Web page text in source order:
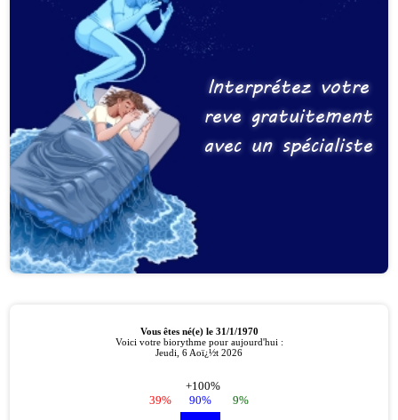
Interprétez votre
reve gratuitement
avec un spécialiste